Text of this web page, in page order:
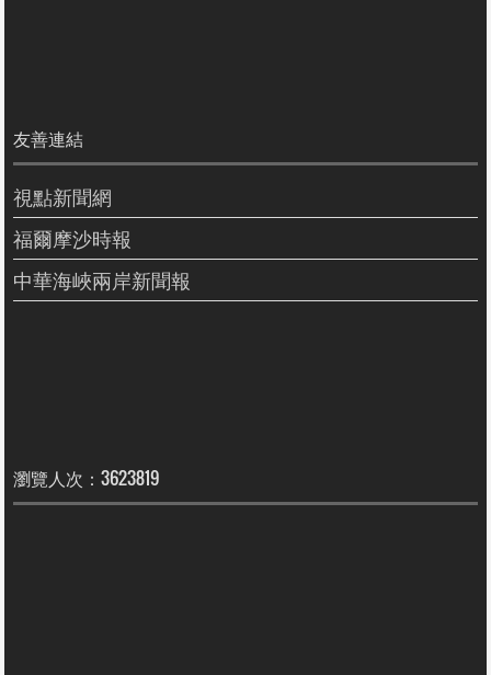
友善連結
視點新聞網
福爾摩沙時報
中華海峽兩岸新聞報
瀏覽人次：3623819